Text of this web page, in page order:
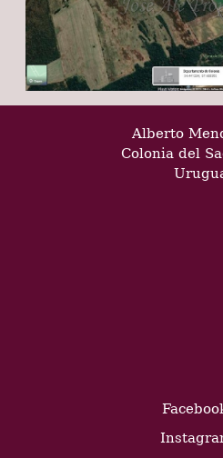
Alberto
Colonia del